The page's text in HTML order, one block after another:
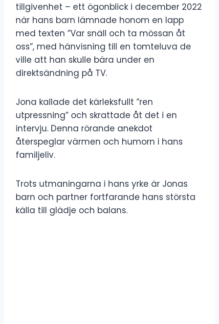
tillgivenhet – ett ögonblick i december 2022
när hans barn lämnade honom en lapp
med texten ”Var snäll och ta mössan åt
oss”, med hänvisning till en tomteluva de
ville att han skulle bära under en
direktsändning på TV.
Jona kallade det kärleksfullt ”ren
utpressning” och skrattade åt det i en
intervju. Denna rörande anekdot
återspeglar värmen och humorn i hans
familjeliv.
Trots utmaningarna i hans yrke är Jonas
barn och partner fortfarande hans största
källa till glädje och balans.